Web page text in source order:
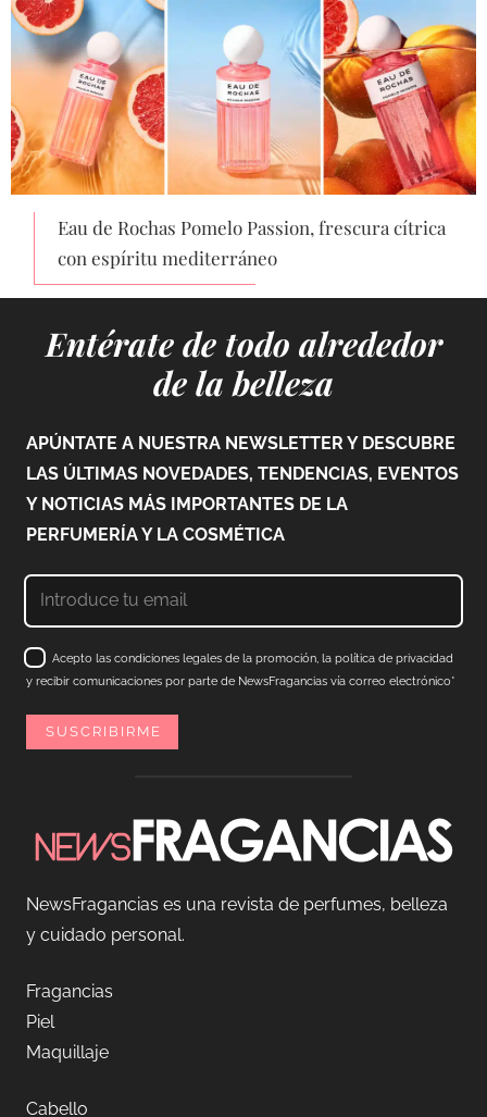
Eau de Rochas Pomelo Passion, frescura cítrica
con espíritu mediterráneo
Entérate de todo alrededor
de la belleza
APÚNTATE A NUESTRA NEWSLETTER Y DESCUBRE
LAS ÚLTIMAS NOVEDADES, TENDENCIAS, EVENTOS
Y NOTICIAS MÁS IMPORTANTES DE LA
PERFUMERÍA Y LA COSMÉTICA
Acepto las condiciones legales de la promoción, la política de privacidad
y recibir comunicaciones por parte de NewsFragancias vía correo electrónico*
NewsFragancias es una revista de perfumes, belleza
y cuidado personal.
Fragancias
Piel
Maquillaje
Cabello